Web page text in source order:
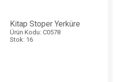
Kitap Stoper Yerküre
Ürün Kodu: C0578
Stok: 16